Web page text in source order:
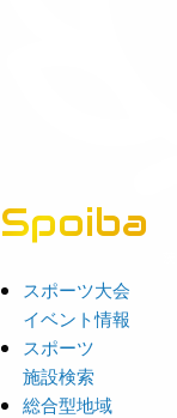
Spoiba
スポーツ大会
イベント情報
スポーツ
施設検索
総合型地域